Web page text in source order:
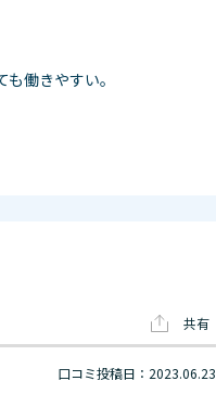
働きやすい。
共有
口コミ投稿日：2023.06.23